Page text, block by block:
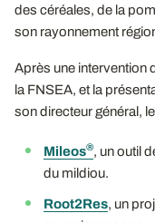
des céréales, de la
son rayonnement
Après une intervention
la FNSEA, et la
son directeur général,
Mileos®, un outil
du mildiou.
Root2Res, un